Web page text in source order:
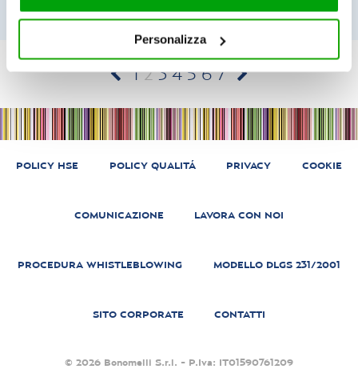
servizi. Per maggiori informazioni circa l’utilizzo dei
chiudere il banner, non verranno installati cookie sul tuo
Personalizza
Navigazione
1 2 3 4 5 6 7
POLICY HSE POLICY QUALITÁ PRIVACY COOKIE
COMUNICAZIONE LAVORA CON NOI
PROCEDURA WHISTLEBLOWING MODELLO DLGS 231/2001
SITO CORPORATE CONTATTI
© 2026 Bonomelli S.r.l. - P.Iva: IT01590761209